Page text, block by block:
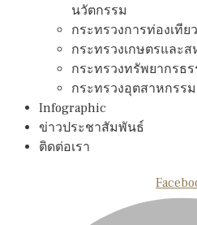
นวัตกรรม
กระทรวงการท่องเทีย
กระทรวงเกษตรและ
กระทรวงทรัพยากรธ
กระทรวงอุตสาหกรรม
Infographic
ข่าวประชาสัมพันธ์
ติดต่อเรา